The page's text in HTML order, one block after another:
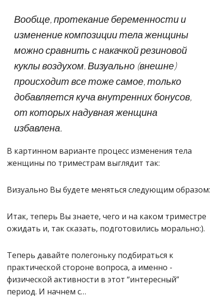
Вообще, протекание беременности и
изменение композиции тела женщины
можно сравнить с накачкой резиновой
куклы воздухом. Визуально (внешне)
происходит все тоже самое, только
добавляется куча внутренних бонусов,
от которых надувная женщина
избавлена.
В картинном варианте процесс изменения тела
женщины по триместрам выглядит так:
Визуально Вы будете меняться следующим образом:
Итак, теперь Вы знаете, чего и на каком триместре
ожидать и, так сказать, подготовились морально:).
Теперь давайте полегоньку подбираться к
практической стороне вопроса, а именно -
физической активности в этот “интересный”
период. И начнем с…